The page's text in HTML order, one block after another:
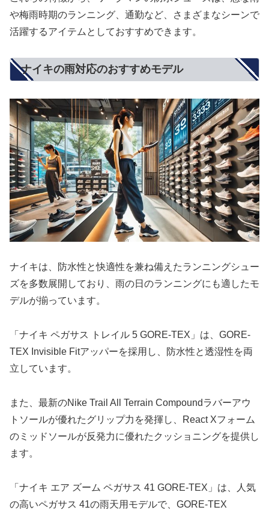
や梅雨時期のランニング、通勤など、さまざまなシーンで
活躍するアイテムとしておすすめできます。
ナイキの雨対応のおすすめモデル
ナイキは、防水性と快適性を兼ね備えたランニングシュー
ズを多数展開しており、雨の日のランニングにも適したモ
デルが揃っています。
「ナイキ ペガサス トレイル 5 GORE-TEX」は、GORE-
TEX Invisible Fitアッパーを採用し、防水性と透湿性を両
立しています。
また、最新のNike Trail All Terrain Compoundラバーアウ
トソールが優れたグリップ力を発揮し、React Xフォーム
のミッドソールが反発力に優れたクッショニングを提供し
ます。
「ナイキ エア ズーム ペガサス 41 GORE-TEX」は、人気
の高いペガサス 41の雨天用モデルで、GORE-TEX